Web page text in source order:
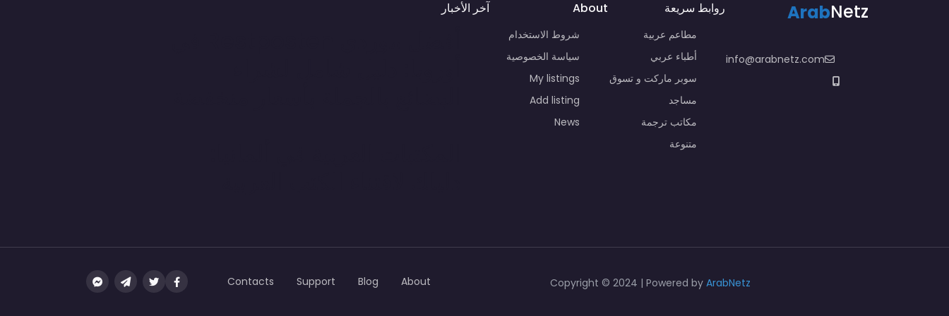
ArabNetz
info@arabnetz.com
روابط سريعة
مطاعم عربية
أطباء عربي
سوبر ماركت و تسوق
مساجد
مكاتب ترجمة
متنوعة
About
شروط الاستخدام
سياسة الخصوصية
My listings
Add listing
News
آخر الأخبار
Copyright © 2024 | Powered by ArabNetz
About
Blog
Support
Contacts